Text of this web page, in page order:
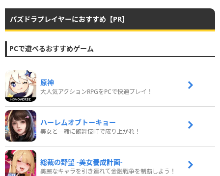
パズドラプレイヤーにおすすめ【PR】
PCで遊べるおすすめゲーム
原神
大人気アクションRPGをPCで快適プレイ！
ハーレムオブトーキョー
美女と一緒に歌舞伎町で成り上がれ！
総裁の野望 -美女養成計画-
美麗なキャラを引き連れて金融戦争を制覇しよう！